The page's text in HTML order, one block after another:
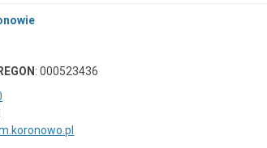
REGON : 000523436